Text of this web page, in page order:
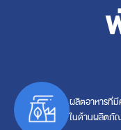
ผลิตอาหารที่
ในด้านผลิตภัณ